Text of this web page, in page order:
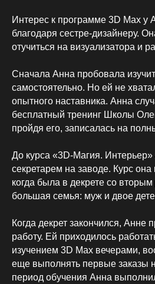
Интерес к программе 3D Max у
благодаря сестре-дизайнеру.
отучиться на визуализатора и
Сначала Анна пробовала
самостоятельно. Но ей не
опытного наставника. Анна
бесплатный тренинг Школы
пройдя его, записалась на
До курса «3D-Магия.
секретарем на заводе. Курс она
когда была в декрете со
большая семья: муж и двое
Когда декрет закончился, Анне
работу. Ей приходилось
изучением 3D Max вечерами,
еще выполнять первые заказы
период обучения Анна